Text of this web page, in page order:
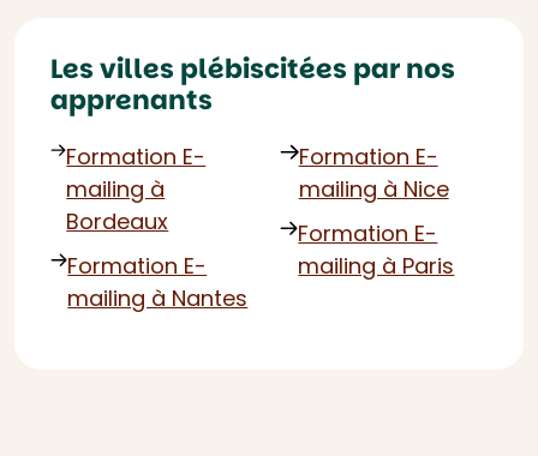
Les villes plébiscitées par nos
apprenants
Formation E-
mailing à
Bordeaux
Formation E-
mailing à Nantes
Formation E-
mailing à Nice
Formation E-
mailing à Paris